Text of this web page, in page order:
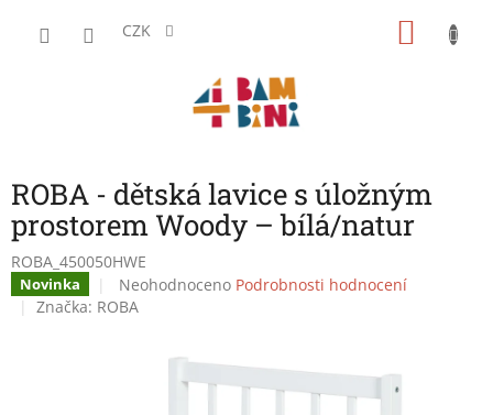
CZK
ROBA - dětská lavice s úložným
prostorem Woody – bílá/natur
ROBA_450050HWE
Novinka
Průměrné
hodnocení
Neohodnoceno Podrobnosti hodnocení
Značka: ROBA